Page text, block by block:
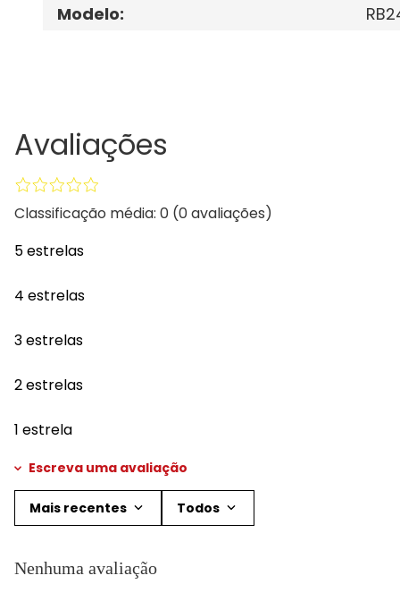
Modelo:
Avaliações
Classificação média: 0 (0 avaliações)
5 estrelas
4 estrelas
3 estrelas
2 estrelas
1 estrela
Escreva uma avaliação
Título
Mais recentes Todos
Nenhuma avaliação